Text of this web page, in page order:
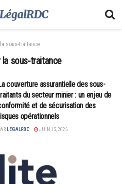
sous-traitance
sous-traitance
couverture assurantielle des sous-
du secteur minier : un enjeu de
et de sécurisation des
opérationnels
LEGALRDC JUIN 15, 2026